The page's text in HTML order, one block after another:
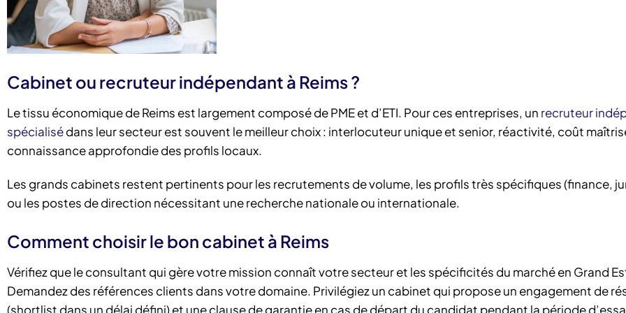
Cabinet ou recruteur indépendant à Reims ?
Le tissu économique de Reims est largement composé de PME et d’ETI. Pour ces entreprises, un recruteur
spécialisédans leur secteur est souvent le meilleur choix : interlocuteur unique et senior, réactivité, coût
connaissance approfondie des profils locaux.
Les grands cabinets restent pertinents pour les recrutements de volume, les profils très spécifiques (finance,
ou les postes de direction nécessitant une recherche nationale ou internationale.
Comment choisir le bon cabinet à Reims
Vérifiez que le consultant qui gère votre mission connaît votre secteur et les spécificités du marché en Grand
Demandez des références clients dans votre domaine. Privilégiez un cabinet qui propose un engagement de
(shortlist dans un délai défini) et une clause de garantie en cas de départ du candidat pendant la période